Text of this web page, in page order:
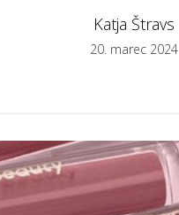
Katja Štravs
20. marec 2024